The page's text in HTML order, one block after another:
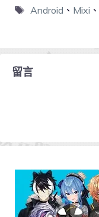
Android 、 Mixi 、
留言